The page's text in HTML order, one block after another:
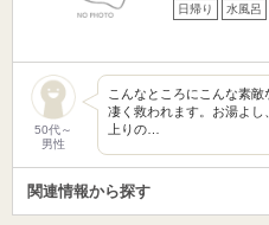
日帰り 水風呂
50代～
男性
こんなところにこんな素敵
凄く救われます。お湯よ
上りの…
関連情報から探す